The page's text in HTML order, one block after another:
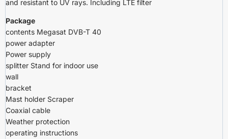
and resistant to UV rays. Including LTE filter
Package
contents Megasat DVB-T 40
power adapter
Power supply
splitter Stand for indoor use
wall
bracket
Mast holder Scraper
Coaxial cable
Weather protection
operating instructions